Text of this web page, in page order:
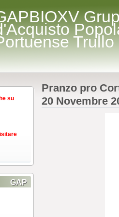
Trullo
su
GAP
Pranzo pro
20 Novembre